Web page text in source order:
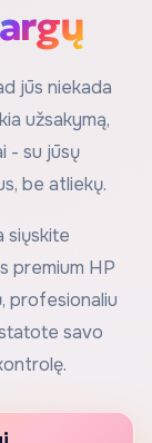
jūs niekada
užsakymą,
- su jūsų
be atliekų.
siųskite
premium HP
profesionaliu
savo